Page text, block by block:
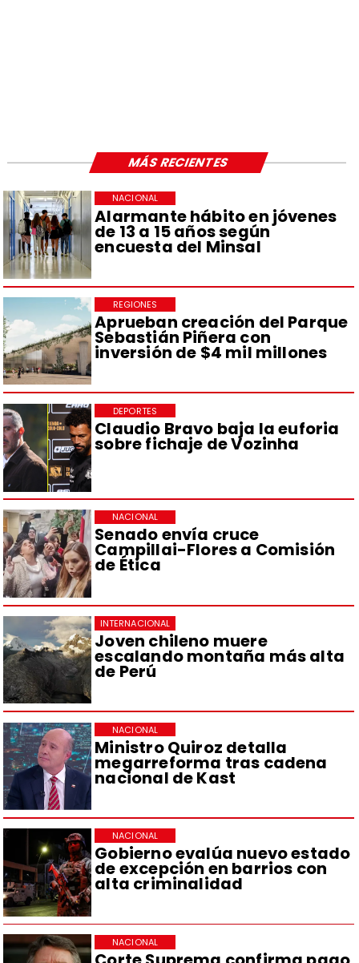
Alarmante hábito en jóvenes
de 13 a 15 años según
encuesta del Minsal
NACIONAL
Aprueban creación del Parque
Sebastián Piñera con
inversión de $4 mil millones
REGIONES
Claudio Bravo baja la euforia
sobre fichaje de Vozinha
DEPORTES
Senado envía cruce
Campillai-Flores a Comisión
de Ética
NACIONAL
Joven chileno muere
escalando montaña más alta
de Perú
INTERNACIONAL
Ministro Quiroz detalla
megarreforma tras cadena
nacional de Kast
NACIONAL
Gobierno evalúa nuevo estado
de excepción en barrios con
alta criminalidad
NACIONAL
NACIONAL
MÁS RECIENTES